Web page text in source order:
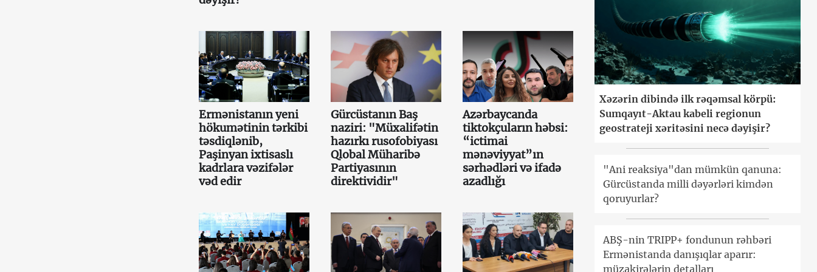
Ermənistanın yeni
hökumətinin tərkibi
təsdiqlənib,
Paşinyan ixtisaslı
kadrlara vəzifələr
vəd edir
Gürcüstanın Baş
naziri: "Müxalifətin
hazırkı rusofobiyası
Qlobal Müharibə
Partiyasının
direktividir"
Azərbaycanda
tiktokçuların həbsi:
“ictimai
mənəviyyat”ın
sərhədləri və ifadə
azadlığı
Xəzərin dibində ilk rəqəmsal körpü:
Sumqayıt-Aktau kabeli regionun
geostrateji xəritəsini necə dəyişir?
"Ani reaksiya"dan mümkün qanuna:
Gürcüstanda milli dəyərləri kimdən
qoruyurlar?
ABŞ-nin TRIPP+ fondunun rəhbəri
Ermənistanda danışıqlar aparır:
müzakirələrin detalları